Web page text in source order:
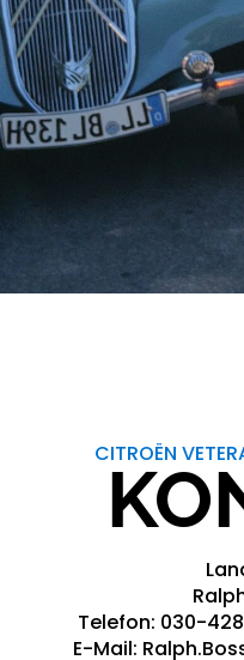
CITROËN
Telefon: 030-
E-Mail: